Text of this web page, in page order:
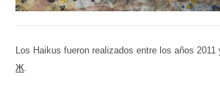
Los Haikus fueron realizados entre los años 2011
Ж